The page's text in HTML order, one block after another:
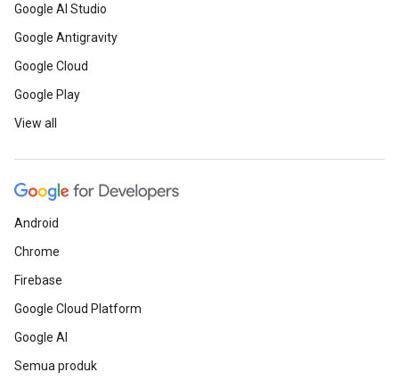
Google AI Studio
Google Antigravity
Google Cloud
Google Play
View all
Android
Chrome
Firebase
Google Cloud Platform
Google AI
Semua produk